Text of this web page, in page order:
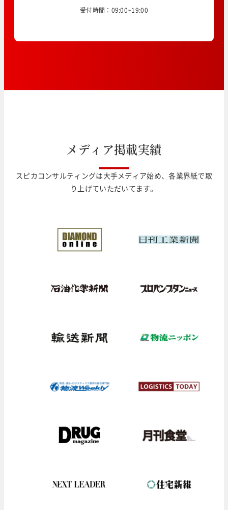
受付時間：09:00~19:00
メ ディ ア掲載実績
スピカコンサルティングは大手メディア始め、各業界紙で取
り上げていただいてます。